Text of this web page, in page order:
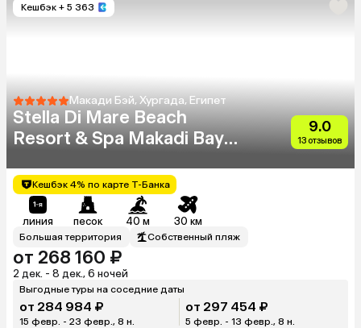
Кешбэк + 5 363
Макади Бэй, Хургада, Египет
Stella Di Mare Beach
Resort & Spa Makadi Bay
Resort & Spa)
9.0
13 отзывов
Кешбэк 4% по карте Т-Банка
линия песок 40 м 30 км
Большая территория Собственный пляж
от 268 160 ₽
2 дек. - 8 дек., 6 ночей
Выгодные туры на соседние даты
от 284 984 ₽
15 февр. - 23 февр., 8 н.
от 297 454 ₽
5 февр. - 13 февр., 8 н.